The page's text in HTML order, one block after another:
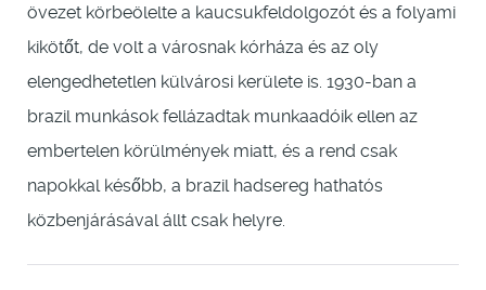
övezet körbeölelte a kaucsukfeldolgozót és a folyami
kikötőt, de volt a városnak kórháza és az oly
elengedhetetlen külvárosi kerülete is. 1930-ban a
brazil munkások fellázadtak munkaadóik ellen az
embertelen körülmények miatt, és a rend csak
napokkal később, a brazil hadsereg hathatós
közbenjárásával állt csak helyre.